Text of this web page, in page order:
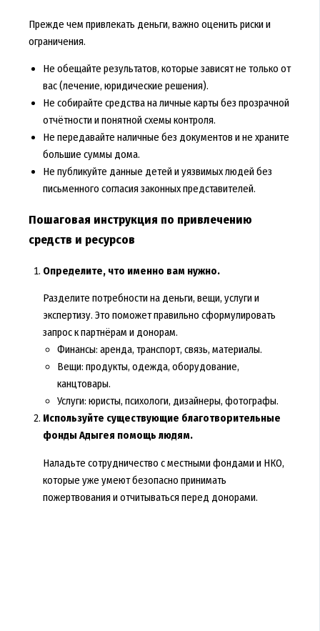
Прежде чем привлекать деньги, важно оценить риски и
ограничения.
Не обещайте результатов, которые зависят не только от
вас (лечение, юридические решения).
Не собирайте средства на личные карты без прозрачной
отчётности и понятной схемы контроля.
Не передавайте наличные без документов и не храните
большие суммы дома.
Не публикуйте данные детей и уязвимых людей без
письменного согласия законных представителей.
Пошаговая инструкция по привлечению
средств и ресурсов
Определите, что именно вам нужно.
Разделите потребности на деньги, вещи, услуги и
экспертизу. Это поможет правильно сформулировать
запрос к партнёрам и донорам.
Финансы: аренда, транспорт, связь, материалы.
Вещи: продукты, одежда, оборудование,
канцтовары.
Услуги: юристы, психологи, дизайнеры, фотографы.
Используйте существующие благотворительные
фонды Адыгея помощь людям.
Наладьте сотрудничество с местными фондами и НКО,
которые уже умеют безопасно принимать
пожертвования и отчитываться перед донорами.